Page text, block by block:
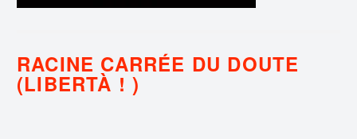
RACINE CARRÉE DU DOUTE
(LIBERTÀ ! )